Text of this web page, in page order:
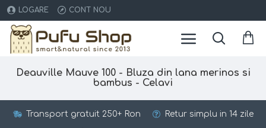
LOGARE CONT NOU
Deauville Mauve 100 - Bluza din lana merinos si
bambus - Celavi
Transport gratuit 250+ Ron Retur simplu in 14 zile